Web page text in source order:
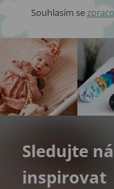
Souhlasím se
Sledujte
inspirovat